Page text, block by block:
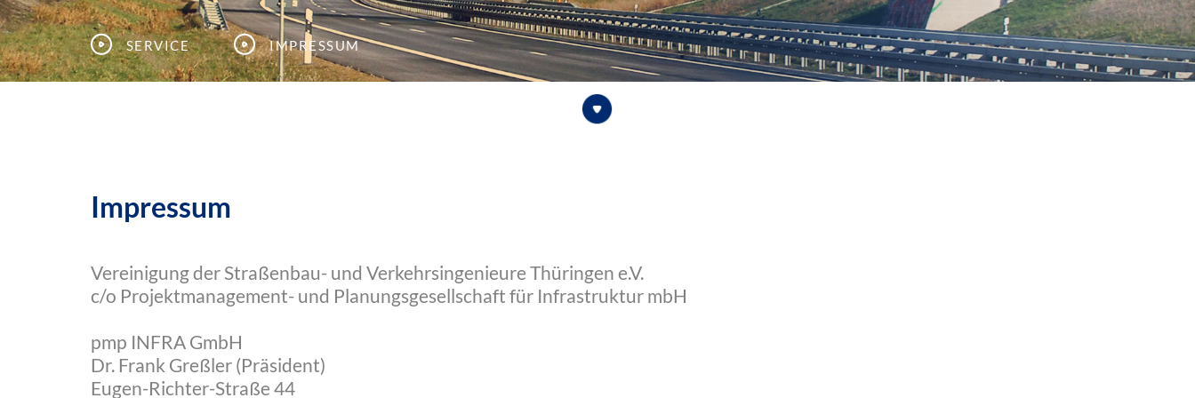
Service Impressum
Impressum
Vereinigung der Straßenbau- und Verkehrsingenieure Thüringen e.V.
c/o Projektmanagement- und Planungsgesellschaft für Infrastruktur mbH
pmp INFRA GmbH
Dr. Frank Greßler (Präsident)
Eugen-Richter-Straße 44